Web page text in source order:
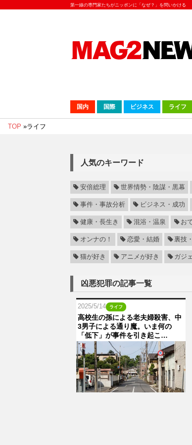
第一線の専門家たちがニッポンに「なぜ？」を問いかける
国内 国際 ビジネス ライフ
TOP »ライフ
人気のキーワード
安倍総理 世界情勢・陰謀・黒幕
事件・事故分析 ビジネス・成功
健康・長生き 混浴・温泉 お
オンナの！ 恋愛・結婚 裏技
猫が好き アニメが好き ガジ
凶悪犯罪の記事一覧
2025/5/14 ライフ
高校生の孫による老夫婦殺害、中
3男子による通り魔。いま何の
「低下」が事件を引き起こ…